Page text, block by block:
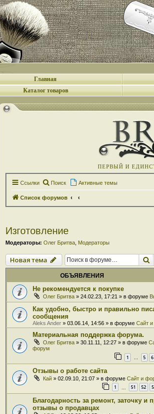
Главная
Каталог товаров
ПЕРВЫЙ И
Ссылки Поиск Активные темы
Список форумов
Изготовление
Модераторы: Олег Бритва Модераторы
Новая тема
ОБЪЯВЛЕНИЯ
Не рекомендуется к покупке
Олег Бритва » 24.02.23, 17:21 » в форуме
Как удобно, быстро и правильно
сообщения
Aleks Ander » 03.06.14, 14:56 » в форуме Сайт
Материальная поддержка форума.
Олег Бритва » 30.11.11, 12:27 » в форуме
форум
1 … 5 6
Отзывы о работе сайта
Кай » 02.09.10, 21:07 » в форуме Сайт и
1 51 52
Благодарность за ремонт, заточку и
отзывы о продавцах